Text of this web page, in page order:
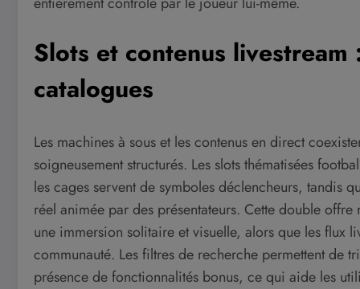
Slots et contenus
catalogues
Les machines à sous et les contenus en direct
soigneusement structurés. Les slots thématisées
les cages servent de symboles déclencheurs, tandis
réel animée par des présentateurs. Cette double
une immersion solitaire et visuelle, alors que les flux
communauté. Les filtres de recherche permettent de
présence de fonctionnalités bonus, ce qui aide les